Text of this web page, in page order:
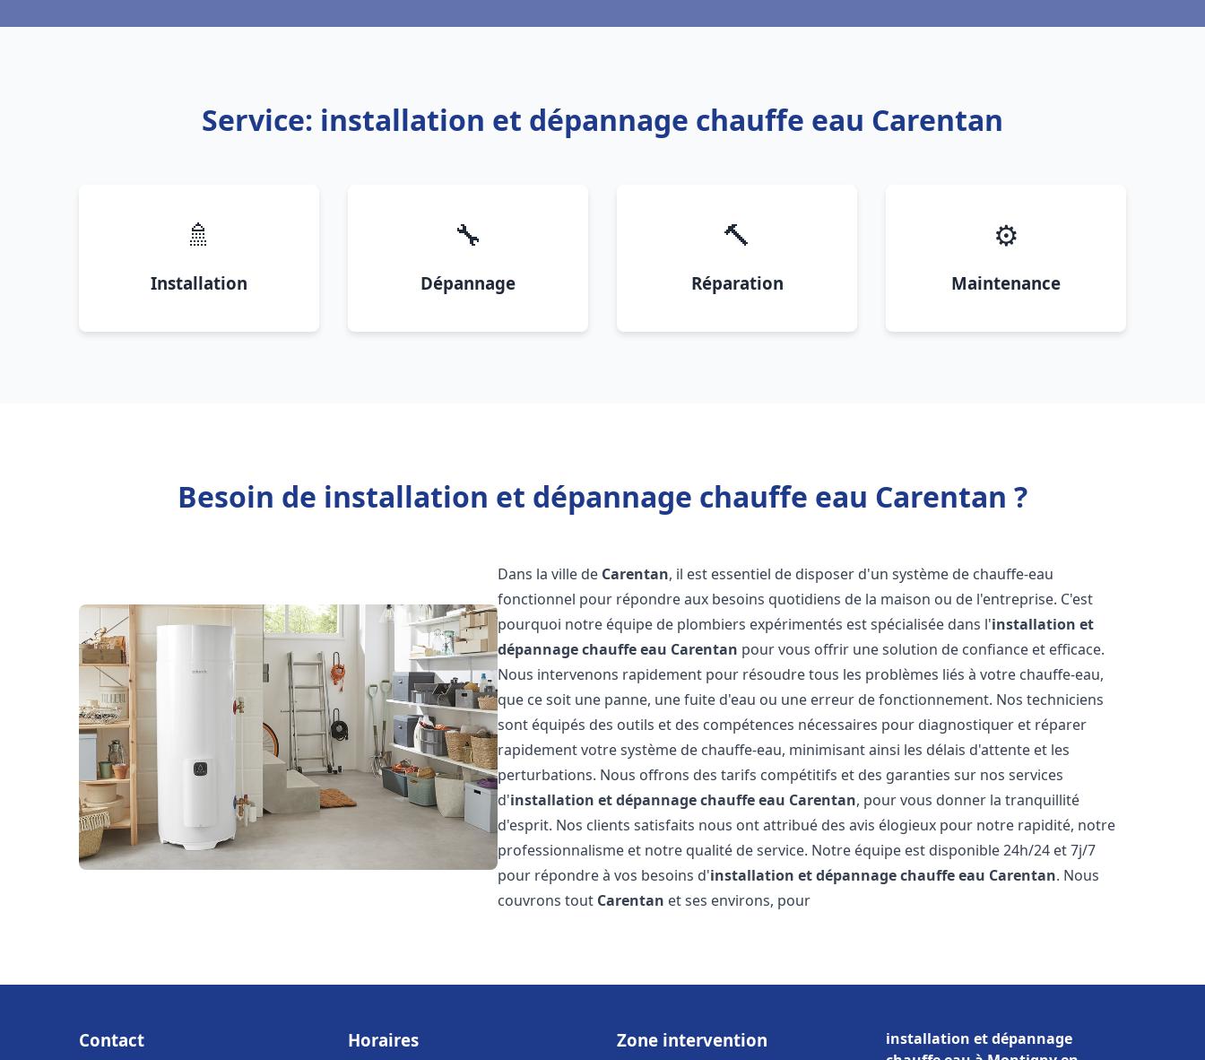
Service: installation et dépannage chauffe eau Carentan
🚿
Installation
🔧
Dépannage
🔨
Réparation
⚙️
Maintenance
Besoin de installation et dépannage chauffe eau Carentan ?
Dans la ville de Carentan, il est essentiel de disposer d'un système de chauffe-eau
fonctionnel pour répondre aux besoins quotidiens de la maison ou de l'entreprise. C'est
pourquoi notre équipe de plombiers expérimentés est spécialisée dans l'installation et
dépannage chauffe eau Carentan pour vous offrir une solution de confiance et efficace.
Nous intervenons rapidement pour résoudre tous les problèmes liés à votre chauffe-eau,
que ce soit une panne, une fuite d'eau ou une erreur de fonctionnement. Nos techniciens
sont équipés des outils et des compétences nécessaires pour diagnostiquer et réparer
rapidement votre système de chauffe-eau, minimisant ainsi les délais d'attente et les
perturbations. Nous offrons des tarifs compétitifs et des garanties sur nos services
d'installation et dépannage chauffe eau Carentan, pour vous donner la tranquillité
d'esprit. Nos clients satisfaits nous ont attribué des avis élogieux pour notre rapidité, notre
professionnalisme et notre qualité de service. Notre équipe est disponible 24h/24 et 7j/7
pour répondre à vos besoins d'installation et dépannage chauffe eau Carentan. Nous
couvrons tout Carentan et ses environs, pour
Contact Horaires Zone intervention
installation et dépannage